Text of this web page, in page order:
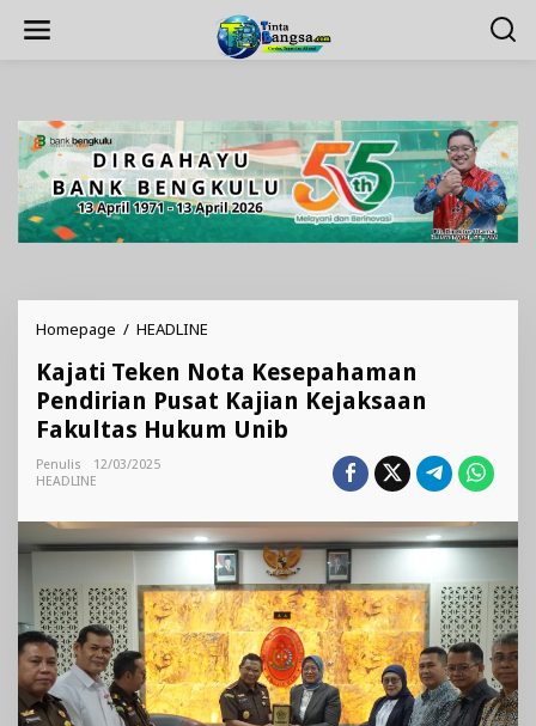
Homepage / HEADLINE
Nota
Kesepahaman
Pendirian
Pusat
Hukum
Unib
Kajati Teken Nota Kesepahaman
Pendirian Pusat Kajian Kejaksaan
Fakultas Hukum Unib
Penulis
12/03/2025
HEADLINE